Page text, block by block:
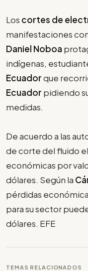
Los cortes de
manifestaciones
Daniel Noboa
indígenas,
Ecuadorque
Ecuador pidiendo
medidas.
De acuerdo a las
de corte del fluido
económicas por
dólares. Según la
pérdidas
para su sector
dólares. EFE
TEMAS RELACIONADOS